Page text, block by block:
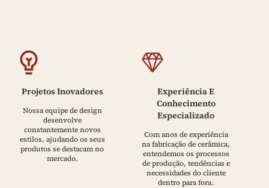
Projetos Inovadores
Nossa equipe de design
desenvolve
constantemente novos
estilos, ajudando os seus
produtos se destacam no
mercado.
Experiência E
Conhecimento
Especializado
Com anos de experiência
na fabricação de cerâmica,
entendemos os processos
de produção, tendências e
necessidades do cliente
dentro para fora.